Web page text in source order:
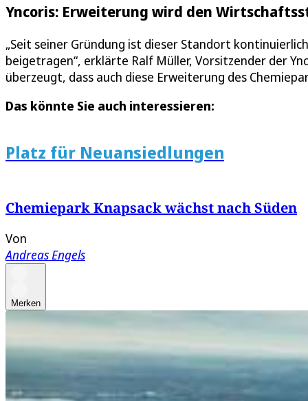
Yncoris: Erweiterung wird den
„Seit seiner Gründung ist dieser Standort
beigetragen“, erklärte Ralf Müller, Vorsitzender der
überzeugt, dass auch diese Erweiterung des
Das könnte Sie auch interessieren:
Platz für Neuansiedlungen
Chemiepark Knapsack wächst nach Süden
Von
Andreas Engels
Merken